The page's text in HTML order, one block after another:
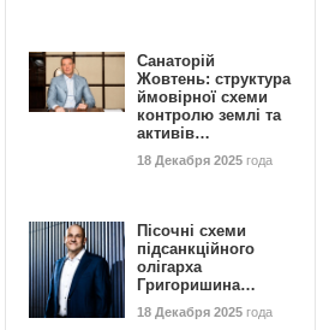
Санаторій
Жовтень: структура
ймовірної схеми
контролю землі та
активів…
18 Декабря 2025 года
Пісочні схеми
підсанкційного
олігарха
Григоришина…
18 Декабря 2025 года